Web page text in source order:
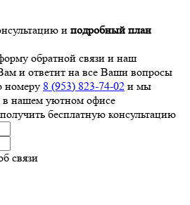
и подробный план
обратной связи и наш
и ответит на все Ваши вопросы
номеру 8 (953) 823-74-02 и мы
в нашем уютном офисе
бесплатную консультацию
связи